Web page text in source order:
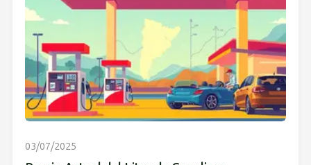
03/07/2025